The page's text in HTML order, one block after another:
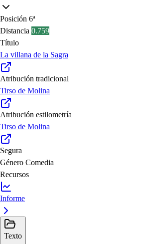
Posición 6ª
Distancia 0.759
Título
La villana de la Sagra
Atribución tradicional
Tirso de Molina
Atribución estilometría
Tirso de Molina
Segura
Género Comedia
Recursos
Informe
Texto